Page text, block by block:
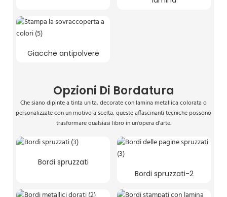
Giacche antipolvere
Opzioni Di Bordatura
Che siano dipinte a tinta unita, decorate con lamina metallica colorata o
personalizzate con un motivo a scelta, queste affascinanti tecniche possono
trasformare qualsiasi libro in un'opera d'arte.
Bordi spruzzati
Bordi spruzzati-2